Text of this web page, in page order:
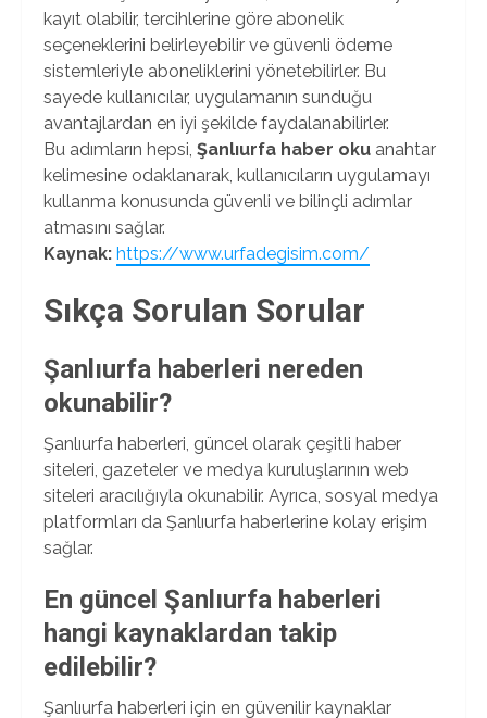
kayıt olabilir, tercihlerine göre abonelik
seçeneklerini belirleyebilir ve güvenli ödeme
sistemleriyle aboneliklerini yönetebilirler. Bu
sayede kullanıcılar, uygulamanın sunduğu
avantajlardan en iyi şekilde faydalanabilirler.
Bu adımların hepsi, Şanlıurfa haber oku anahtar
kelimesine odaklanarak, kullanıcıların uygulamayı
kullanma konusunda güvenli ve bilinçli adımlar
atmasını sağlar.
Kaynak: https://www.urfadegisim.com/
Sıkça Sorulan Sorular
Şanlıurfa haberleri nereden
okunabilir?
Şanlıurfa haberleri, güncel olarak çeşitli haber
siteleri, gazeteler ve medya kuruluşlarının web
siteleri aracılığıyla okunabilir. Ayrıca, sosyal medya
platformları da Şanlıurfa haberlerine kolay erişim
sağlar.
En güncel Şanlıurfa haberleri
hangi kaynaklardan takip
edilebilir?
Şanlıurfa haberleri için en güvenilir kaynaklar